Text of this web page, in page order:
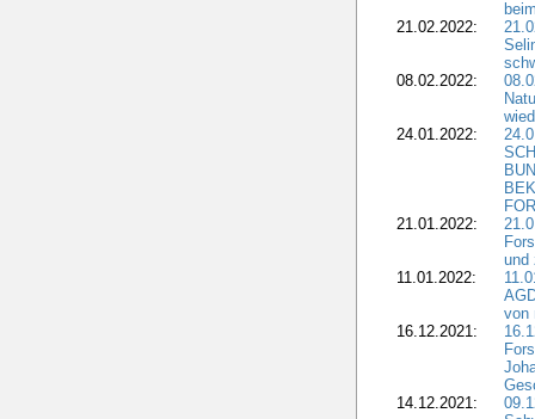
21.02.2022:
08.02.2022:
24.01.2022:
21.01.2022:
und
11.01.2022:
von
16.12.2021:
14.12.2021: